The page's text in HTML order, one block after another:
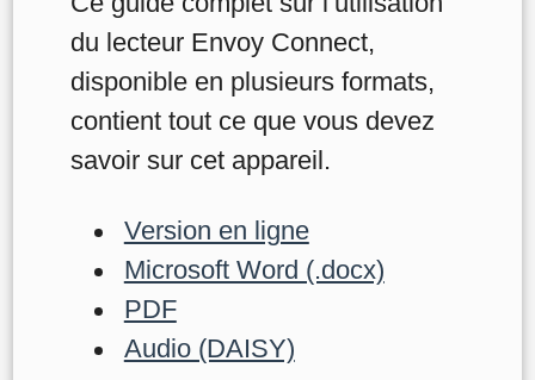
du lecteur Envoy Connect,
disponible en plusieurs formats,
contient tout ce que vous devez
savoir sur cet appareil.
Version en ligne
Microsoft Word (.docx)
PDF
Audio (DAISY)